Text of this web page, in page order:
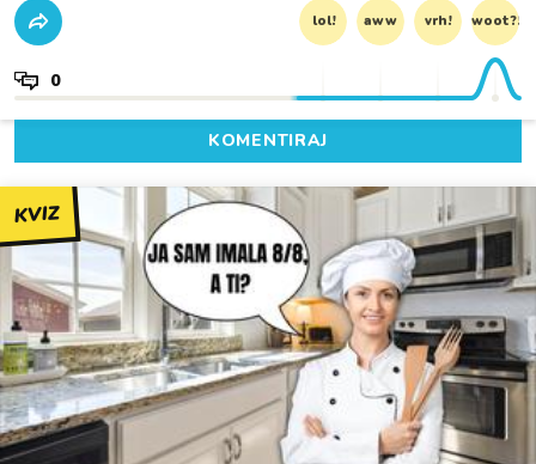
lol! aww vrh! woot?!
0
KOMENTIRAJ
KVIZ